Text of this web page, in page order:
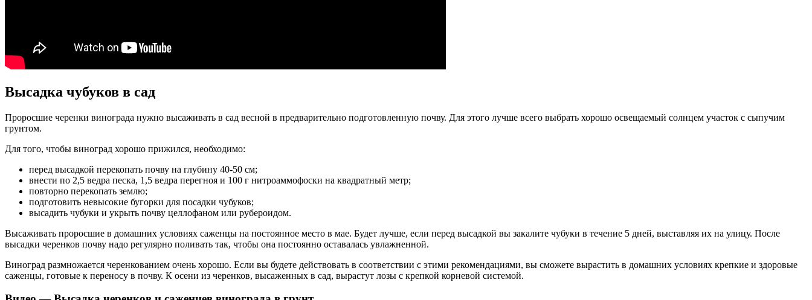
Высадка чубуков в сад
Проросшие черенки винограда нужно высаживать в сад весной в предварительно подготовленную почву. Для этого лучше всего выбрать хорошо освещаемый солнцем участок с сыпучим
грунтом.
Для того, чтобы виноград хорошо прижился, необходимо:
перед высадкой перекопать почву на глубину 40-50 см;
внести по 2,5 ведра песка, 1,5 ведра перегноя и 100 г нитроаммофоски на квадратный метр;
повторно перекопать землю;
подготовить невысокие бугорки для посадки чубуков;
высадить чубуки и укрыть почву целлофаном или рубероидом.
Высаживать проросшие в домашних условиях саженцы на постоянное место в мае. Будет лучше, если перед высадкой вы закалите чубуки в течение 5 дней, выставляя их на улицу. После
высадки черенков почву надо регулярно поливать так, чтобы она постоянно оставалась увлажненной.
Виноград размножается черенкованием очень хорошо. Если вы будете действовать в соответствии с этими рекомендациями, вы сможете вырастить в домашних условиях крепкие и здоровые
саженцы, готовые к переносу в почву. К осени из черенков, высаженных в сад, вырастут лозы с крепкой корневой системой.